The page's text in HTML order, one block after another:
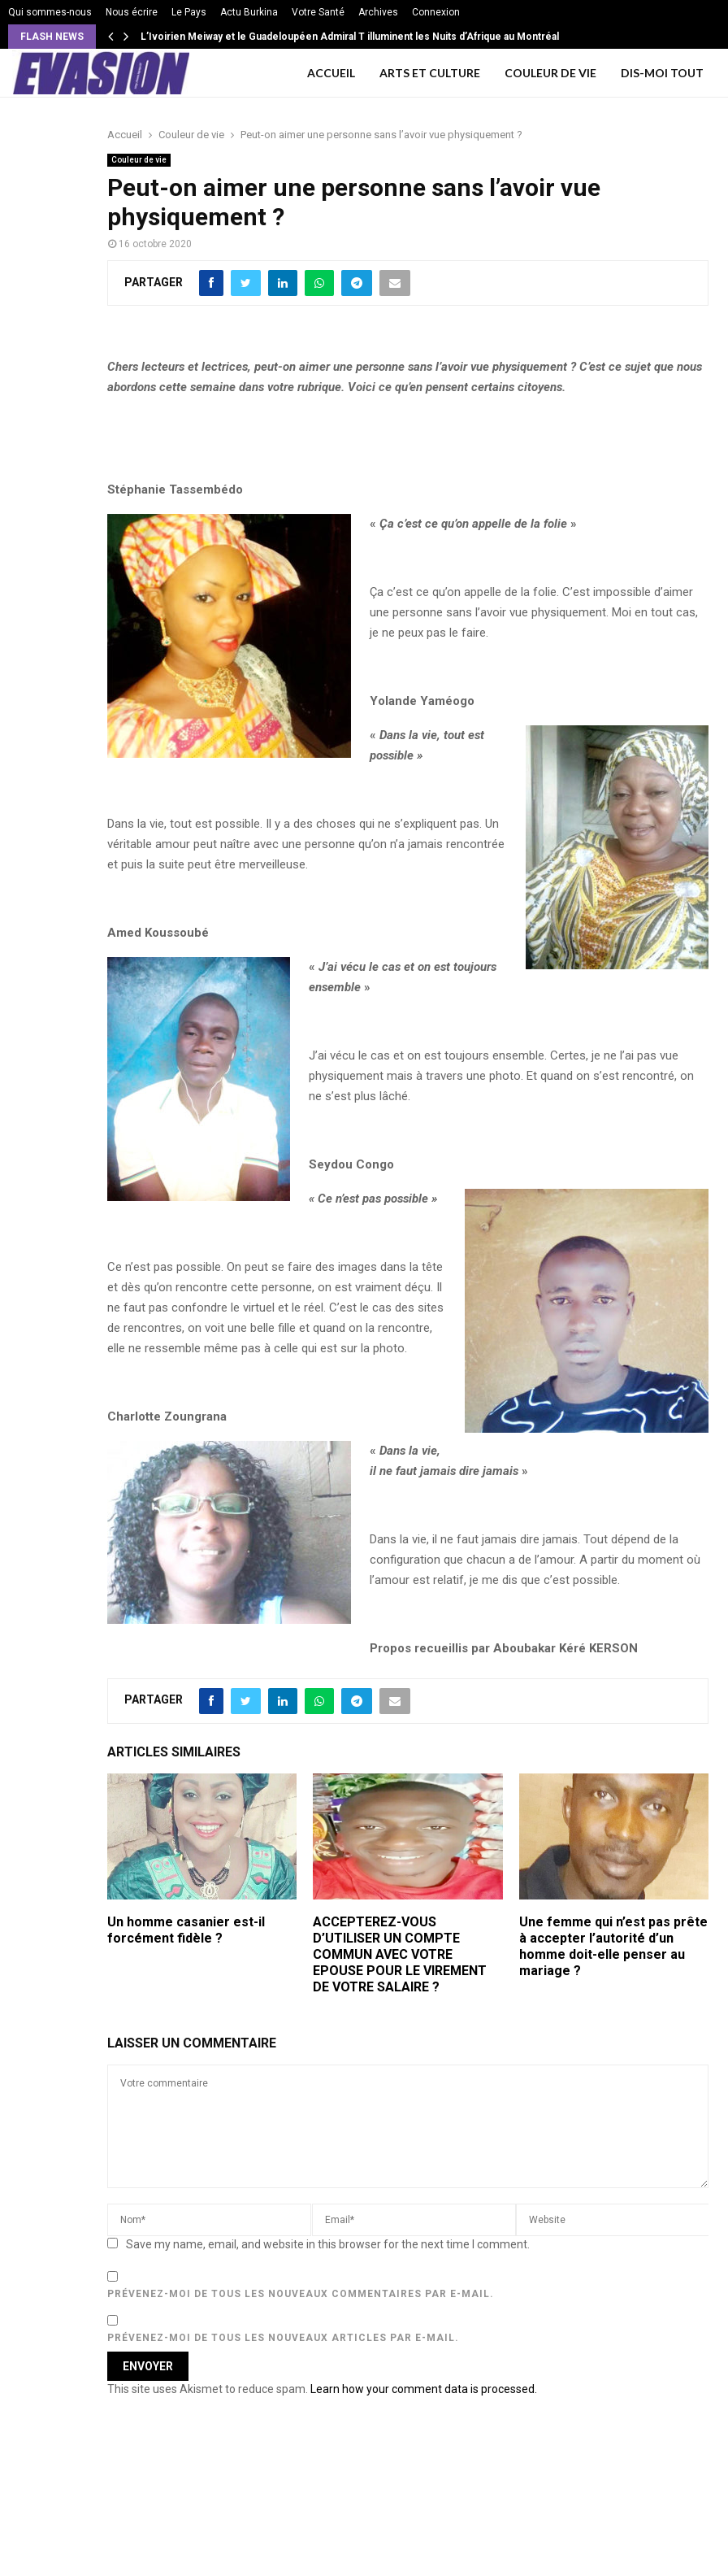
Qui sommes-nous Nous écrire Le Pays Actu Burkina Votre Santé Archives Connexion
FLASH NEWS L’Ivoirien Meiway et le Guadeloupéen Admiral T illuminent les Nuits d’Afrique au Montréal
ACCUEIL ARTS ET CULTURE COULEUR DE VIE DIS-MOI TOUT
Accueil Couleur de vie Peut-on aimer une personne sans l’avoir vue physiquement ?
Couleur de vie
Peut-on aimer une personne sans l’avoir vue
physiquement ?
16 octobre 2020
PARTAGER
Chers lecteurs et lectrices, peut-on aimer une personne sans l’avoir vue physiquement ? C’est ce sujet que nous
abordons cette semaine dans votre rubrique. Voici ce qu’en pensent certains citoyens.
Stéphanie Tassembédo
« Ça c’est ce qu’on appelle de la folie »
Ça c’est ce qu’on appelle de la folie. C’est impossible d’aimer
une personne sans l’avoir vue physiquement. Moi en tout cas,
je ne peux pas le faire.
Yolande Yaméogo
« Dans la vie, tout est
possible »
Dans la vie, tout est possible. Il y a des choses qui ne s’expliquent pas. Un
véritable amour peut naître avec une personne qu’on n’a jamais rencontrée
et puis la suite peut être merveilleuse.
Amed Koussoubé
« J’ai vécu le cas et on est toujours
ensemble »
J’ai vécu le cas et on est toujours ensemble. Certes, je ne l’ai pas vue
physiquement mais à travers une photo. Et quand on s’est rencontré, on
ne s’est plus lâché.
Seydou Congo
« Ce n’est pas possible »
Ce n’est pas possible. On peut se faire des images dans la tête
et dès qu’on rencontre cette personne, on est vraiment déçu. Il
ne faut pas confondre le virtuel et le réel. C’est le cas des sites
de rencontres, on voit une belle fille et quand on la rencontre,
elle ne ressemble même pas à celle qui est sur la photo.
Charlotte Zoungrana
« Dans la vie,
il ne faut jamais dire jamais »
Dans la vie, il ne faut jamais dire jamais. Tout dépend de la
configuration que chacun a de l’amour. A partir du moment où
l’amour est relatif, je me dis que c’est possible.
Propos recueillis par Aboubakar Kéré KERSON
PARTAGER
ARTICLES SIMILAIRES
Un homme casanier est-il
forcément fidèle ?
ACCEPTEREZ-VOUS
D’UTILISER UN COMPTE
COMMUN AVEC VOTRE
EPOUSE POUR LE VIREMENT
DE VOTRE SALAIRE ?
Une femme qui n’est pas prête
à accepter l’autorité d’un
homme doit-elle penser au
mariage ?
LAISSER UN COMMENTAIRE
Save my name, email, and website in this browser for the next time I comment.
PRÉVENEZ-MOI DE TOUS LES NOUVEAUX COMMENTAIRES PAR E-MAIL.
PRÉVENEZ-MOI DE TOUS LES NOUVEAUX ARTICLES PAR E-MAIL.
This site uses Akismet to reduce spam. Learn how your comment data is processed.